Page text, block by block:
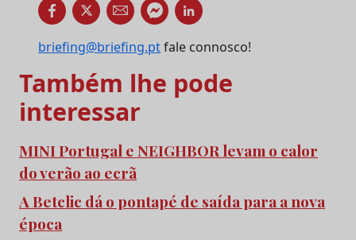
briefing@briefing.ptfale connosco!
Também lhe pode
interessar
MINI Portugal e NEIGHBOR levam o calor
do verão ao ecrã
A Betclic dá o pontapé de saída para a nova
época